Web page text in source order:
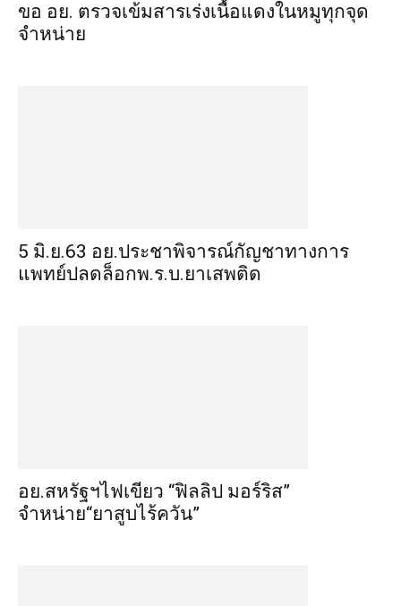
ขอ อย. ตรวจเข้มสารเร่งเนื้อแดงในหมูทุกจุด
จำหน่าย
5 มิ.ย.63 อย.ประชาพิจารณ์กัญชาทางการ
แพทย์ปลดล็อกพ.ร.บ.ยาเสพติด
อย.สหรัฐฯไฟเขียว “ฟิลลิป มอร์ริส”
จำหน่าย“ยาสูบไร้ควัน”